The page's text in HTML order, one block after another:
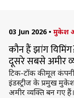
03 Jun 2026 • मुकेश
कौन हैं झांग
दूसरे सबसे अमीर
टिक-टॉक की मूल
इंडस्ट्रीज के प्रमुख
अमीर व्यक्ति बन गए हैं।